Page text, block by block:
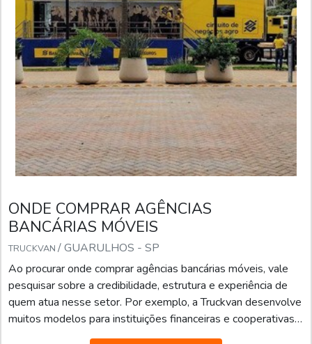
ONDE COMPRAR AGÊNCIAS
BANCÁRIAS MÓVEIS
TRUCKVAN / GUARULHOS - SP
Ao procurar onde comprar agências bancárias móveis, vale
pesquisar sobre a credibilidade, estrutura e experiência de
quem atua nesse setor. Por exemplo, a Truckvan desenvolve
muitos modelos para instituições financeiras e cooperativas
de crédito, pois as unidades têm a vantagem de proporcionar